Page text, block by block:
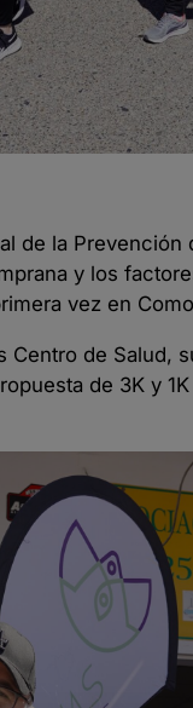
de la
y los
vez en
de Salud,
de 3K y